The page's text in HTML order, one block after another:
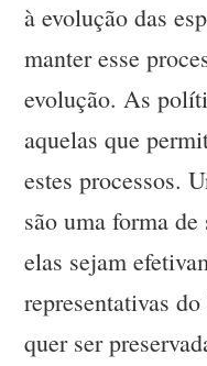
à evolução das
manter esse
evolução. As
aquelas que
estes processos.
são uma forma de
elas sejam
representativas
quer ser